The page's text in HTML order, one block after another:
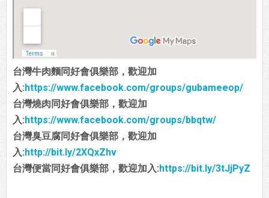
台灣牛肉麵同好會俱樂部，歡迎加
入:https://www.facebook.com/groups/gubameeop/
台灣燒肉同好會俱樂部，歡迎加
入:https://www.facebook.com/groups/bbqtw/
台灣臭豆腐同好會俱樂部，歡迎加
入:http://bit.ly/2XQxZhv
台灣便當同好會俱樂部，歡迎加入:https://bit.ly/3tJjPyZ